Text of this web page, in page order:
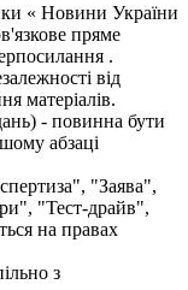
« Новини України
пряме
.
від
матеріалів.
- повинна бути
абзаці
"Заява",
"Тест-драйв",
на правах
з